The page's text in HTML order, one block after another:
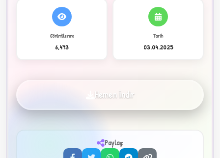
Görüntülenme
6,473
Tarih
03.04.2025
Hemen İndir
Paylaş: